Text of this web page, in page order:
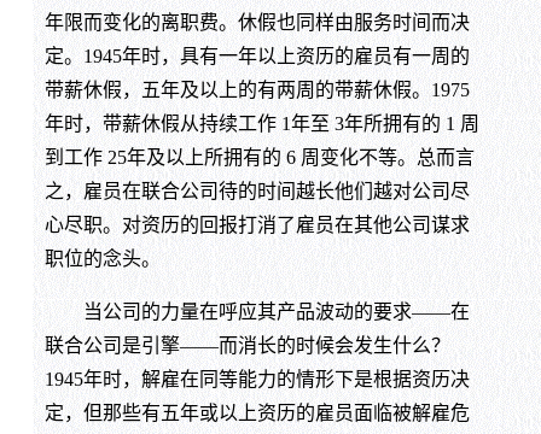
年限而变化的离职费。休假也同样由服务时间而决
定。1945年时，具有一年以上资历的雇员有一周的
带薪休假，五年及以上的有两周的带薪休假。1975
年时，带薪休假从持续工作 1年至 3年所拥有的 1 周
到工作 25年及以上所拥有的 6 周变化不等。总而言
之，雇员在联合公司待的时间越长他们越对公司尽
心尽职。对资历的回报打消了雇员在其他公司谋求
职位的念头。
当公司的力量在呼应其产品波动的要求——在
联合公司是引擎——而消长的时候会发生什么？
1945年时，解雇在同等能力的情形下是根据资历决
定，但那些有五年或以上资历的雇员面临被解雇危